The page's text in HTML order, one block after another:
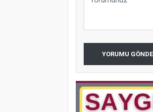
YORUMU